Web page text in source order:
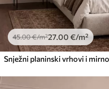
45.00€/m²27.00 €/m²